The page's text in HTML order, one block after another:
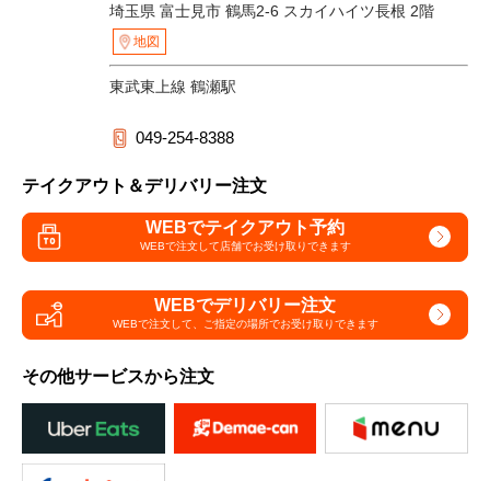
埼玉県 富士見市 鶴馬2-6 スカイハイツ長根 2階
地図
東武東上線 鶴瀬駅
049-254-8388
テイクアウト＆デリバリー注文
WEBでテイクアウト予約
WEBで注文して店舗でお受け取りできます
WEBでデリバリー注文
WEBで注文して、 ご指定の場所でお受け取りできます
その他サービスから注文